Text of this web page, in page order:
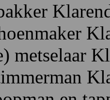
metselaar K
K